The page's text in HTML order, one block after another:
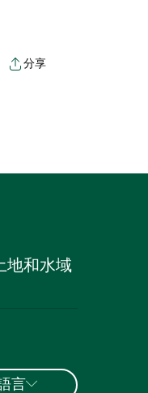
分享
地和水域
言